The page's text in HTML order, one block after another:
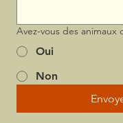
Avez-vous des animaux
Oui
Non